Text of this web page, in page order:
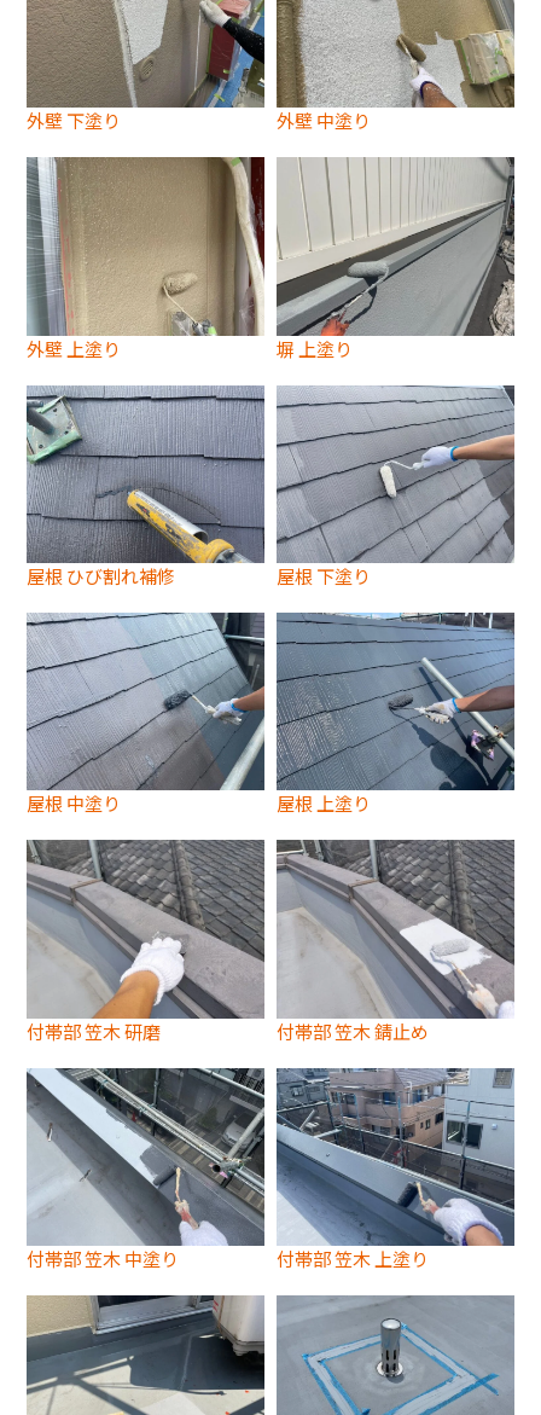
外壁 下塗り 外壁 中塗り
外壁 上塗り 塀 上塗り
屋根 ひび割れ補修 屋根 下塗り
屋根 中塗り 屋根 上塗り
付帯部 笠木 研磨 付帯部 笠木 錆止め
付帯部 笠木 中塗り 付帯部 笠木 上塗り